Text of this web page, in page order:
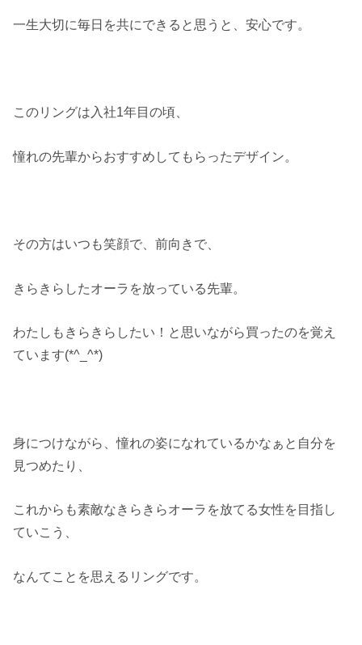
一生大切に毎日を共にできると思うと、安心です。
このリングは入社1年目の頃、
憧れの先輩からおすすめしてもらったデザイン。
その方はいつも笑顔で、前向きで、
きらきらしたオーラを放っている先輩。
わたしもきらきらしたい！と思いながら買ったのを覚え
ています(*^_^*)
身につけながら、憧れの姿になれているかなぁと自分を
見つめたり、
これからも素敵なきらきらオーラを放てる女性を目指し
ていこう、
なんてことを思えるリングです。